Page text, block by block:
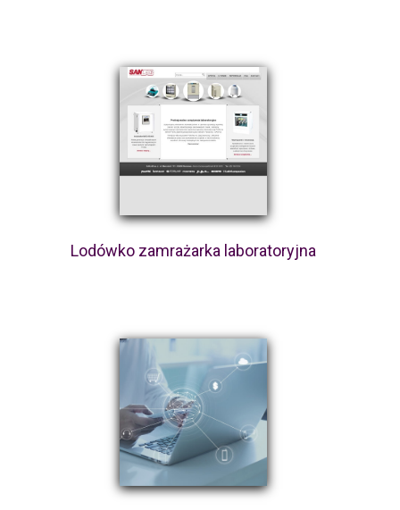
Lodówko zamrażarka laboratoryjna